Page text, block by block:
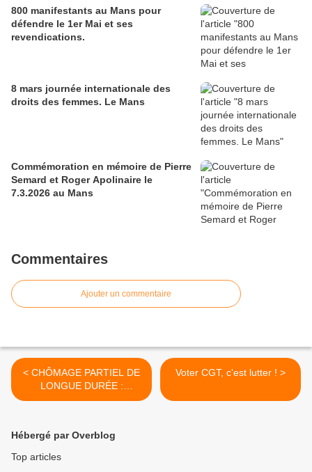
800 manifestants au Mans pour
défendre le 1er Mai et ses
revendications.
8 mars journée internationale des
droits des femmes. Le Mans
Commémoration en mémoire de Pierre
Semard et Roger Apolinaire le
7.3.2026 au Mans
Commentaires
Ajouter un commentaire
< CHÔMAGE PARTIEL DE
LONGUE DURÉE :
ARNAQUE & RECULS tract
Voter CGT, c'est lutter ! >
Hébergé par Overblog
Top articles